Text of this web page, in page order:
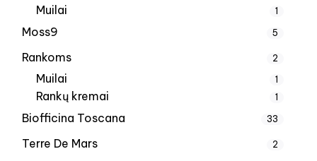
Muilai 1
Moss9 5
Rankoms 2
Muilai 1
Rankų kremai 1
Biofficina Toscana 33
Terre De Mars 2